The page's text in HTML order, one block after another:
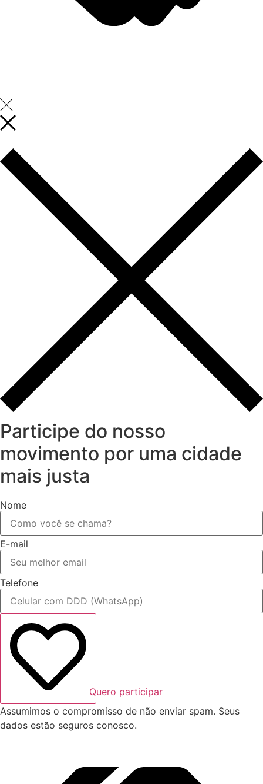
Participe do nosso
movimento por uma cidade
mais justa
Nome
E-mail
Telefone
Quero participar
Assumimos o compromisso de não enviar spam. Seus
dados estão seguros conosco.